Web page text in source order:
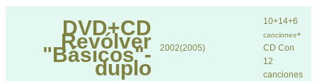
DVD+CD
Revólver
"Básicos"-
duplo
2002(2005)
10+14+6
canciones+
CD Con
12
canciones